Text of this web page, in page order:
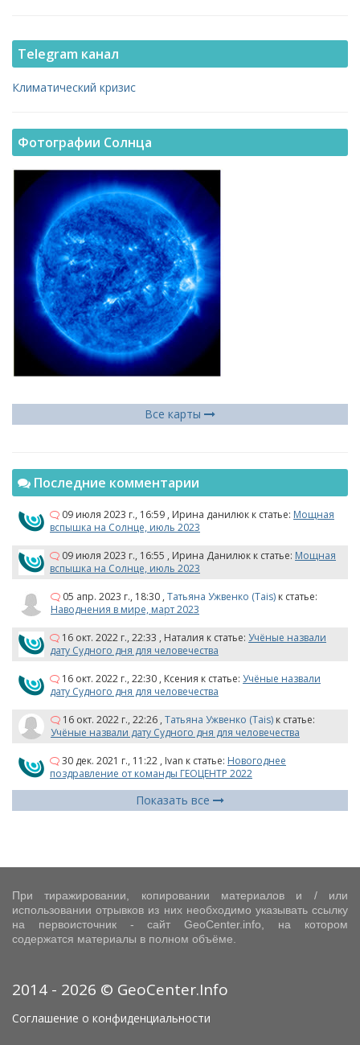
Telegram канал
Климатический кризис
Фотографии Солнца
Все карты
Последние комментарии
09 июля 2023 г., 16:59 , Ирина данилюк к статье: Мощная
вспышка на Солнце, июль 2023
09 июля 2023 г., 16:55 , Ирина Данилюк к статье: Мощная
вспышка на Солнце, июль 2023
05 апр. 2023 г., 18:30 , Татьяна Ужвенко (Tais) к статье:
Наводнения в мире, март 2023
16 окт. 2022 г., 22:33 , Наталия к статье: Учёные назвали
дату Судного дня для человечества
16 окт. 2022 г., 22:30 , Ксения к статье: Учёные назвали
дату Судного дня для человечества
16 окт. 2022 г., 22:26 , Татьяна Ужвенко (Tais) к статье:
Учёные назвали дату Судного дня для человечества
30 дек. 2021 г., 11:22 , Ivan к статье: Новогоднее
поздравление от команды ГЕОЦЕНТР 2022
Показать все
При тиражировании, копировании материалов и / или
использовании отрывков из них необходимо указывать ссылку
на первоисточник - сайт GeoCenter.info, на котором
содержатся материалы в полном объёме.
2014 - 2026 © GeoCenter.Info
Соглашение о конфиденциальности